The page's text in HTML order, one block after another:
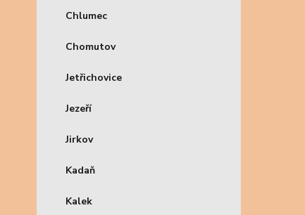
Chlumec
Chomutov
Jetřichovice
Jezeří
Jirkov
Kadaň
Kalek